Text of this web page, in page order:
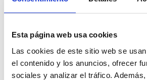
Esta página web usa cookies
Las cookies de este sitio web se
el contenido y los anuncios, ofrecer
sociales y analizar el tráfico.
Las personas interesadas pueden